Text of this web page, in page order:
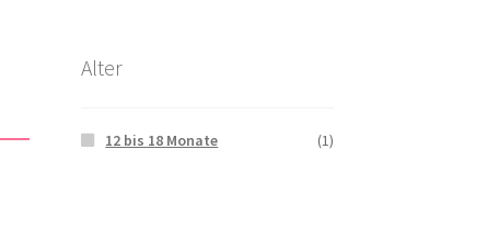
Alter
12 bis 18 Monate (1)